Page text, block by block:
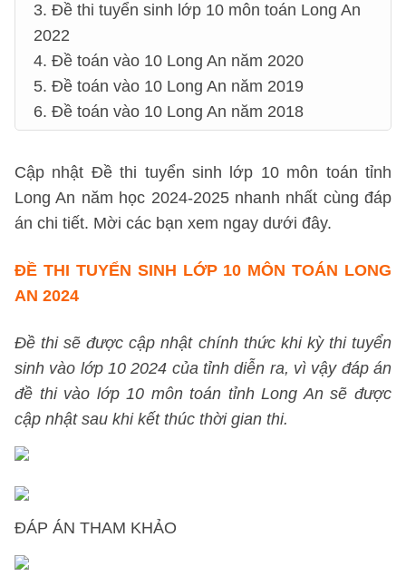
3. Đề thi tuyển sinh lớp 10 môn toán Long An
2022
4. Đề toán vào 10 Long An năm 2020
5. Đề toán vào 10 Long An năm 2019
6. Đề toán vào 10 Long An năm 2018
Cập nhật Đề thi tuyển sinh lớp 10 môn toán tỉnh
Long An năm học 2024-2025 nhanh nhất cùng đáp
án chi tiết. Mời các bạn xem ngay dưới đây.
ĐỀ THI TUYỂN SINH LỚP 10 MÔN TOÁN LONG
AN 2024
Đề thi sẽ được cập nhật chính thức khi kỳ thi tuyển
sinh vào lớp 10 2024 của tỉnh diễn ra, vì vậy đáp án
đề thi vào lớp 10 môn toán tỉnh Long An sẽ được
cập nhật sau khi kết thúc thời gian thi.
ĐÁP ÁN THAM KHẢO